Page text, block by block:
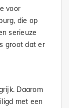
voor
die op
serieuze
groot dat er
Daarom
met een